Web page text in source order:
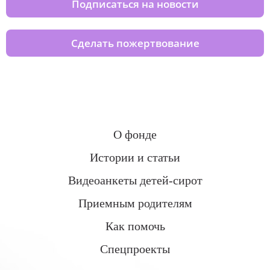
Подписаться на новости
Сделать пожертвование
О фонде
Истории и статьи
Видеоанкеты детей-сирот
Приемным родителям
Как помочь
Спецпроекты